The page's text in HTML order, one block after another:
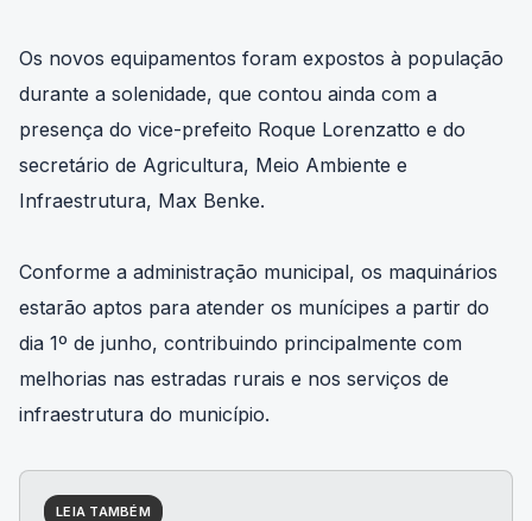
Os novos equipamentos foram expostos à população
durante a solenidade, que contou ainda com a
presença do vice-prefeito Roque Lorenzatto e do
secretário de Agricultura, Meio Ambiente e
Infraestrutura, Max Benke.
Conforme a administração municipal, os maquinários
estarão aptos para atender os munícipes a partir do
dia 1º de junho, contribuindo principalmente com
melhorias nas estradas rurais e nos serviços de
infraestrutura do município.
LEIA TAMBÉM